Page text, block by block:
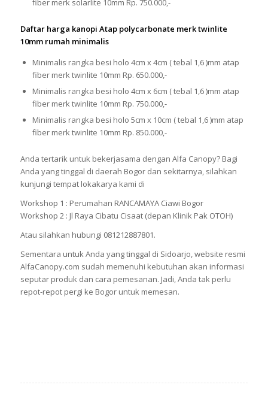
fiber merk solarlite 10mm Rp. 750.000,-
Daftar harga kanopi Atap polycarbonate merk twinlite
10mm rumah minimalis
Minimalis rangka besi holo 4cm x 4cm ( tebal 1,6 )mm atap
fiber merk twinlite 10mm Rp. 650.000,-
Minimalis rangka besi holo 4cm x 6cm ( tebal 1,6 )mm atap
fiber merk twinlite 10mm Rp. 750.000,-
Minimalis rangka besi holo 5cm x 10cm ( tebal 1,6 )mm atap
fiber merk twinlite 10mm Rp. 850.000,-
Anda tertarik untuk bekerjasama dengan Alfa Canopy? Bagi
Anda yang tinggal di daerah Bogor dan sekitarnya, silahkan
kunjungi tempat lokakarya kami di
Workshop 1 : Perumahan RANCAMAYA Ciawi Bogor
Workshop 2 : Jl Raya Cibatu Cisaat (depan Klinik Pak OTOH)
Atau silahkan hubungi 081212887801.
Sementara untuk Anda yang tinggal di Sidoarjo, website resmi
AlfaCanopy.com sudah memenuhi kebutuhan akan informasi
seputar produk dan cara pemesanan. Jadi, Anda tak perlu
repot-repot pergi ke Bogor untuk memesan.